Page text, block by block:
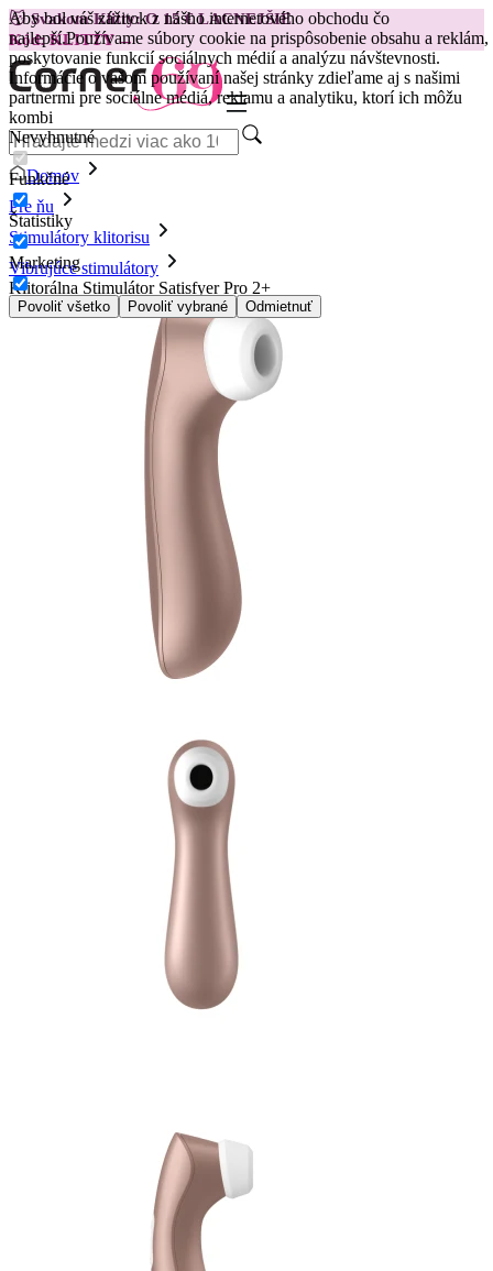
Aby bol váš zážitok z nášho internetového obchodu čo
najlepší.Používame súbory cookie na prispôsobenie obsahu a reklám,
poskytovanie funkcií sociálnych médií a analýzu návštevnosti.
Informácie o vašom používaní našej stránky zdieľame aj s našimi
partnermi pre sociálne médiá, reklamu a analytiku, ktorí ich môžu
kombi
Nevyhnutné
Funkčné
Štatistiky
Marketing
Povoliť všetko Povoliť vybrané Odmietnuť
😽Svakom Klitty: O 15 € LACNEJŠIE
Kód: KLITTY →
Domov
Pre ňu
Stimulátory klitorisu
Vibrujúce stimulátory
Klitorálna Stimulátor Satisfyer Pro 2+